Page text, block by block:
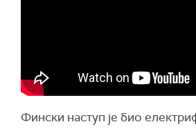
Фински наступ је био